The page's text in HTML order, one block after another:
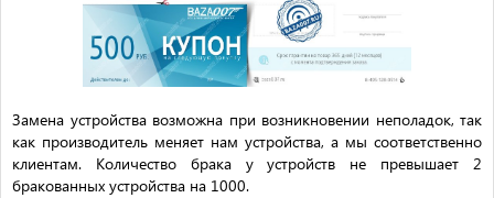
Замена устройства возможна при возникновении неполадок, так
как производитель меняет нам устройства, а мы соответственно
клиентам. Количество брака у устройств не превышает 2
бракованных устройства на 1000.